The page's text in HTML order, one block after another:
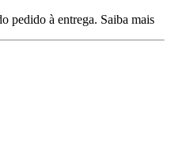
pedido à entrega. Saiba mais